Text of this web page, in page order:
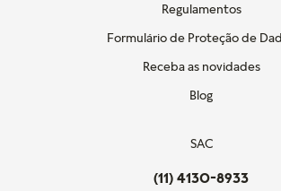
Regulamentos
Formulário de Proteção de
Receba as novidades
Blog
SAC
(11) 4130-8933